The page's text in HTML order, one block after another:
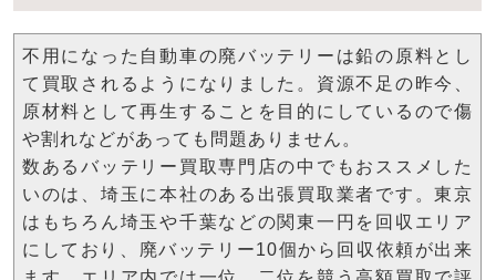
不用になった自動車の廃バッテリーは鉛の原料とし
て買取されるようになりました。資源不足の昨今、
原材料として再生することを目的にしているので傷
や割れなどがあっても問題ありません。
数あるバッテリー買取専門店の中でもおススメした
いのは、埼玉に本社のある出張買取業者です。東京
はもちろん埼玉や千葉などの関東一円を回収エリア
にしており、廃バッテリー10個から回収依頼が出来